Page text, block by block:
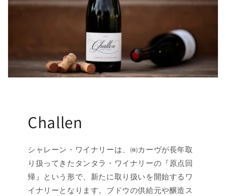
Challen
シャレーン・ワイナリーは、㈱カーヴが長年取
り扱ってきたタンタラ・ワイナリーの『原点回
帰』という形で、新たに取り扱いを開始するワ
イナリーとなります。ブドウの供給元や醸造ス